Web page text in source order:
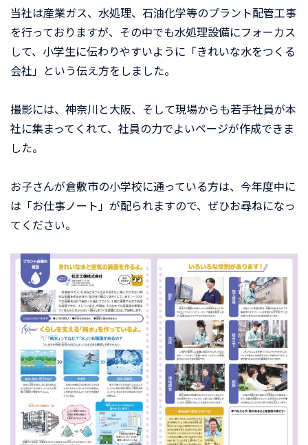
当社は産業ガス、水処理、石油化学等のプラント配管工事
を行っておりますが、その中でも水処理設備にフォーカス
して、小学生に伝わりやすいように「きれいな水をつくる
会社」という伝え方をしました。
撮影には、神奈川と大阪、そして現場からも若手社員が本
社に集まってくれて、社員の力でよいページが作成できま
した。
お子さんが倉敷市の小学校に通っている方は、今年度中に
は「お仕事ノート」が配られますので、ぜひお尋ねになっ
てください。